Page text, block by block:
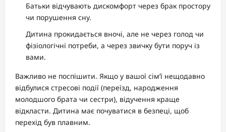
Батьки відчувають дискомфорт через брак простору
чи порушення сну.
Дитина прокидається вночі, але не через голод чи
фізіологічні потреби, а через звичку бути поруч із
вами.
Важливо не поспішити. Якщо у вашої сім’ї нещодавно
відбулися стресові події (переїзд, народження
молодшого брата чи сестри), відучення краще
відкласти. Дитина має почуватися в безпеці, щоб
перехід був плавним.